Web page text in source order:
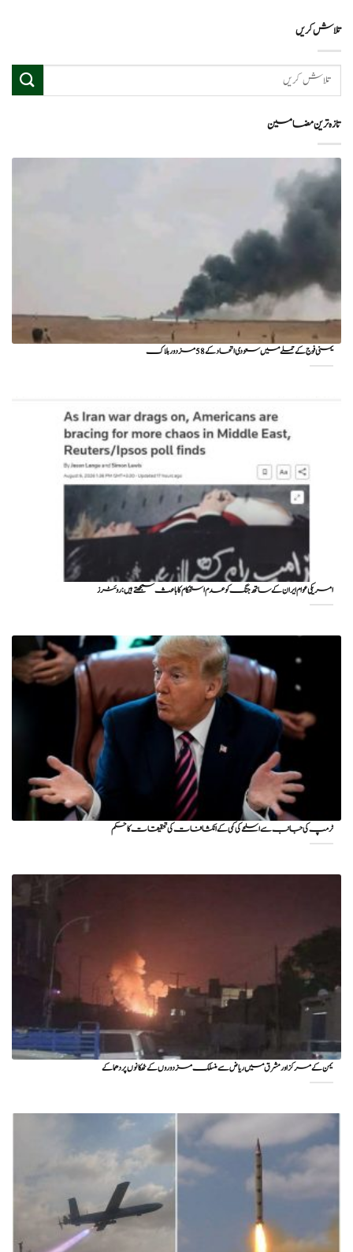
تلاش کریں
تازہ ترین مضامین
یمنی فوج کے حملے میں سعودی اتحاد کے 58 مزدور ہلاک
امریکی عوام ایران کے ساتھ جنگ کو عدم استحکام کا باعث سمجھتے ہیں: روئٹرز
ٹرمپ کی جانب سے اسلحے کی کمی کے انکشافات کی تحقیقات کا حکم
یمن کے مرکز اور مشرق میں ریاض سے منسلک مزدوروں کے ٹھکانوں پر دھماکے